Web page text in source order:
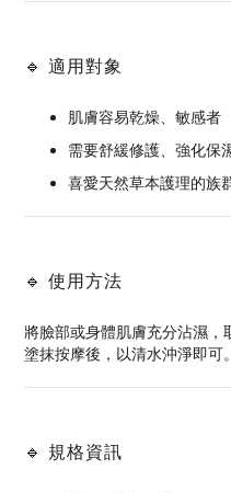
🔹 適用對象
肌膚容易乾燥、敏感者
需要舒緩修護、強化保
喜愛天然草本護理的族
🔹 使用方法
將臉部或身體肌膚充分沾濕，
塗抹按摩後，以清水沖淨即可。
🔹 規格資訊